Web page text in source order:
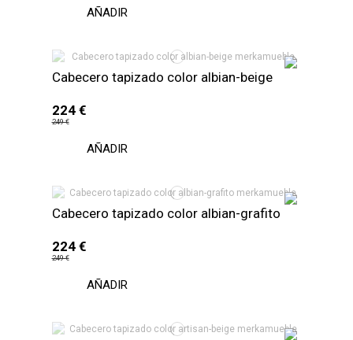
AÑADIR
Cabecero tapizado color albian-beige
224 €
249 €
AÑADIR
Cabecero tapizado color albian-grafito
224 €
249 €
AÑADIR